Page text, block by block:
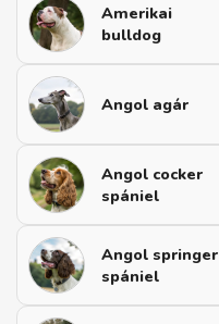
Amerikai
bulldog
Angol agár
Angol cocker
spániel
Angol springer
spániel